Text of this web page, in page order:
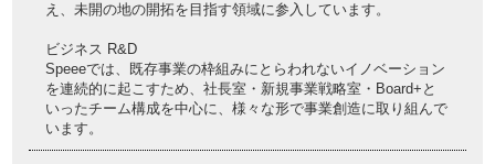
え、未開の地の開拓を目指す領域に参入しています。
ビジネス R&D
Speeeでは、既存事業の枠組みにとらわれないイノベーション
を連続的に起こすため、社長室・新規事業戦略室・Board+と
いったチーム構成を中心に、様々な形で事業創造に取り組んで
います。